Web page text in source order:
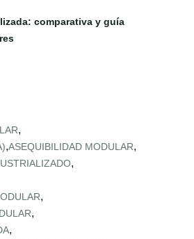
comparativa y guía
,
,ASEQUIBILIDAD MODULAR,
,
,
,
,